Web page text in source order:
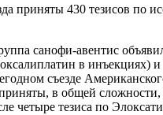
приняты 430 тезисов по
санофи-авентис
в инъекциях) и
съезде
приняты, в общей
четыре тезиса по